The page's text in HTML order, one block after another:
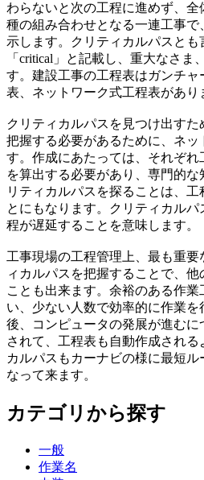
わらないと次の工程に進めず、
種の組み合わせとなる一連工事
示します。クリティカルパスとも
「critical」と記載し、重大なさま
す。建設工事の工程表はガンチ
表、ネットワーク式工程表があり
クリティカルパスを見つけ出す
把握する必要があるために、ネッ
す。作成にあたっては、それぞ
を算出する必要があり、専門的
リティカルパスを探ることは、
とにもなります。クリティカル
程が遅延することを意味します。
工事現場の工程管理上、最も重
ィカルパスを把握することで、
ことも出来ます。余裕のある作
い、少ない人数で効率的に作業
後、コンピュータの発展が進む
されて、工程表も自動作成され
カルパスもカーナビの様に最短
なって来ます。
カテゴリから探す
一般
作業名